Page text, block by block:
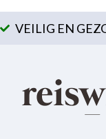
VEILIG EN